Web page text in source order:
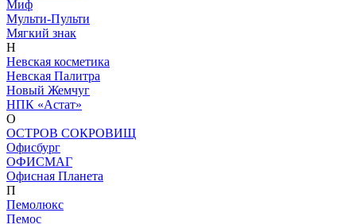
Миф
Мульти-Пульти
Мягкий знак
Н
Невская косметика
Невская Палитра
Новый Жемчуг
НПК «Астат»
О
ОСТРОВ СОКРОВИЩ
Офисбург
ОФИСМАГ
Офисная Планета
П
Пемолюкс
Пемос